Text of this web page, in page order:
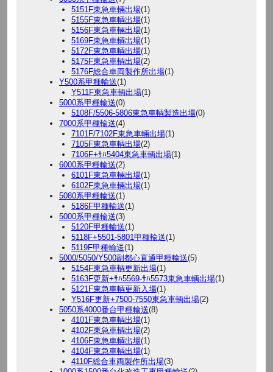
5151F東急車輛出場(1)
5155F東急車輌出場(1)
5156F東急車輛出場(1)
5169F東急車輌出場(1)
5172F東急車輌出場(1)
5175F東急車輌出場(2)
5176F総合車両製作所出場(1)
Y500系甲種輸送(1)
Y511F東急車輌出場(1)
5000系甲種輸送(0)
5108F/5506-5806東急車輌製造出場(0)
7000系甲種輸送(4)
7101F/7102F東急車輛出場(1)
7105F東急車輌出場(2)
7106F+ｻﾊ5404東急車輌出場(1)
6000系甲種輸送(2)
6101F東急車輛出場(1)
6102F東急車輛出場(1)
5080系甲種輸送(1)
5186F甲種輸送(1)
5000系甲種輸送(3)
5120F甲種輸送(1)
5118F+5501-5801甲種輸送(1)
5119F甲種輸送(1)
5000/5050/Y500副都心直通甲種輸送(5)
5154F東急車輌更新出場(1)
5163F更新+ｻﾊ5569-ｻﾊ5573東急車輌出場(1)
5121F東急車輌更新入場(1)
Y516F更新+7500-7550東急車輌出場(2)
5050系4000番台甲種輸送(8)
4101F東急車輌出場(1)
4102F東急車輌出場(2)
4106F東急車輌出場(1)
4104F東急車輌出場(1)
4110F総合車両製作所出場(3)